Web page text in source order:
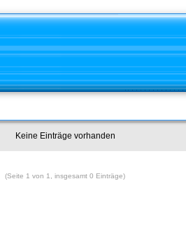
Keine Einträge vorhanden
(Seite 1 von 1, insgesamt 0 Einträge)